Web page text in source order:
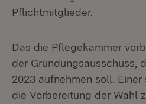
Pflichtmitglieder.
Das die Pflegekammer
der Gründungsausschuss,
2023 aufnehmen soll.
die Vorbereitung der Wahl